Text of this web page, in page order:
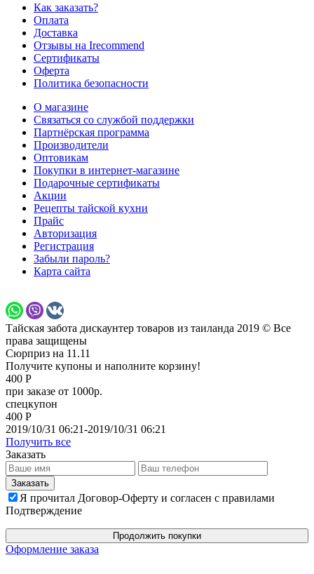
Как заказать?
Оплата
Доставка
Отзывы на Irecommend
Сертификаты
Оферта
Политика безопасности
О магазине
Связаться со службой поддержки
Партнёрская программа
Производители
Оптовикам
Покупки в интернет-магазине
Подарочные сертификаты
Акции
Рецепты тайской кухни
Прайс
Авторизация
Регистрация
Забыли пароль?
Карта сайта
Тайская забота дискаунтер товаров из таиланда 2019 © Все
права защищены
Сюрприз на 11.11
Получите купоны и наполните корзину!
400 Р
при заказе от 1000р.
спецкупон
400 Р
2019/10/31 06:21-2019/10/31 06:21
Получить все
Заказать
Я прочитал Договор-Оферту и согласен с правилами
Подтверждение
Продолжить покупки
Оформление заказа